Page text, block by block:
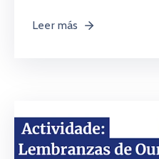
Leer más